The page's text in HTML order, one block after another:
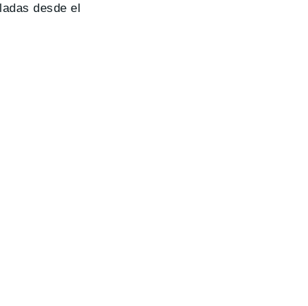
desde el